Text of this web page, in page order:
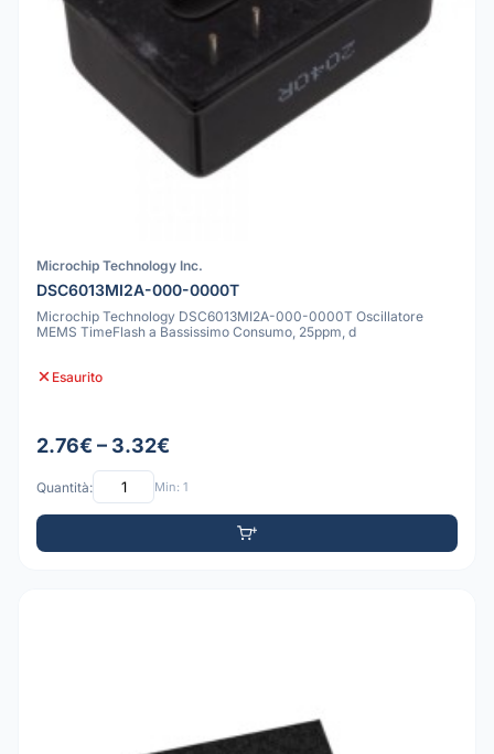
Microchip Technology Inc.
DSC6013MI2A-000-0000T
Microchip Technology DSC6013MI2A-000-0000T Oscillatore
MEMS TimeFlash a Bassissimo Consumo, 25ppm, d
Esaurito
2.76€ – 3.32€
Quantità: Min: 1